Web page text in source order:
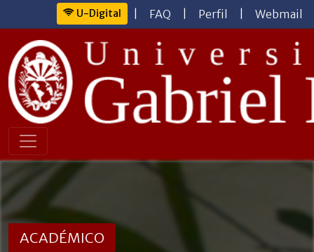
U-Digital FAQ Perfil Webmail
ACADÉMICO